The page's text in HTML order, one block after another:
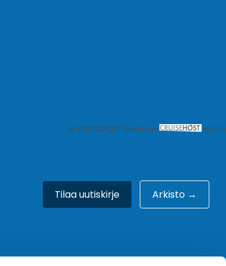
© CRUISEHOST Solutions V4.1663
Tilaa uutiskirje Arkisto →